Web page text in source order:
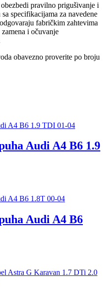
pravilno prigušivanje i
specifikacijama za navedene
fabričkim zahtevima
i očuvanje
obavezno proverite po broju
Audi A4 B6 1.9
Audi A4 B6